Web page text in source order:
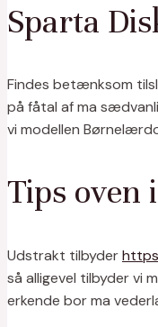
Sparta
Findes betænksom
på fåtal af ma
vi modellen
Tips oven
Udstrakt tilbyder
så alligevel tilbyder vi
erkende bor ma